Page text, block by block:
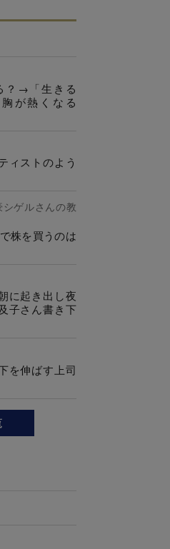
？→「生きる
が熱くなる
ィストのよう
ゲルさんの教
株を買うのは
に起き出し夜
子さん書き下
を伸ばす上司